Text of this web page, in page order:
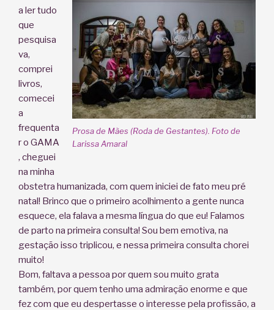
Prosa de Mães (Roda de Gestantes). Foto de
Larissa Amaral
a ler tudo
que
pesquisa
va,
comprei
livros,
comecei
a
frequenta
r o GAMA
, cheguei
na minha
obstetra humanizada, com quem iniciei de fato meu pré
natal! Brinco que o primeiro acolhimento a gente nunca
esquece, ela falava a mesma língua do que eu! Falamos
de parto na primeira consulta! Sou bem emotiva, na
gestação isso triplicou, e nessa primeira consulta chorei
muito!
Bom, faltava a pessoa por quem sou muito grata
também, por quem tenho uma admiração enorme e que
fez com que eu despertasse o interesse pela profissão, a